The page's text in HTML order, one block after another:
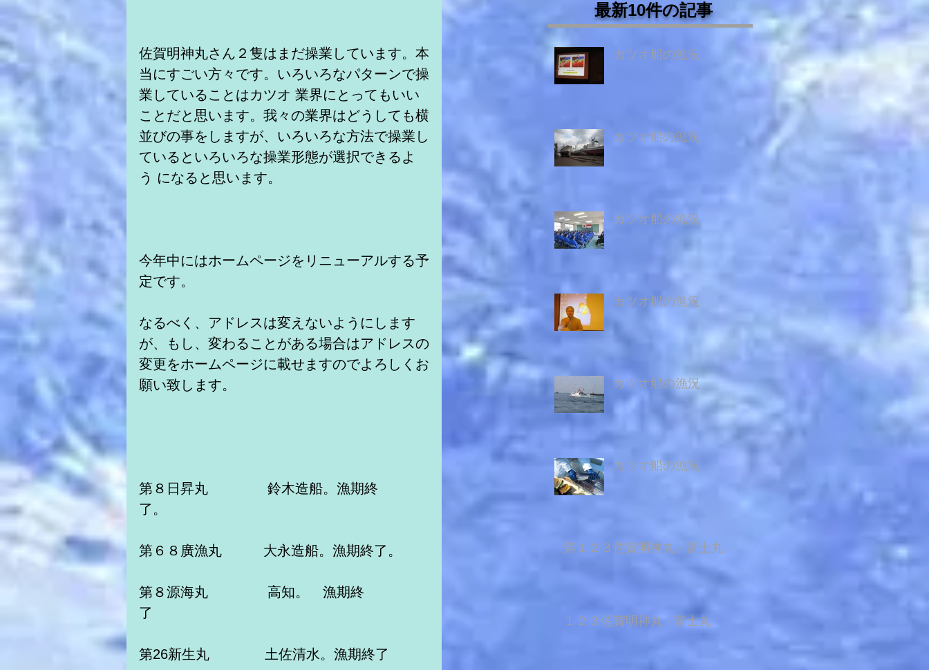
最新10件の記事
カツオ船の漁況
カツオ船の漁況
カツオ船の漁況
カツオ船の漁況
カツオ船の漁況
カツオ船の漁況
第１２３佐賀明神丸 - 富士丸
１２３佐賀明神丸 - 富士丸
佐賀明神丸さん２隻はまだ操業しています。本
当にすごい方々です。いろいろなパターンで操
業していることはカツオ 業界にとってもいい
ことだと思います。我々の業界はどうしても横
並びの事をしますが、いろいろな方法で操業し
ているといろいろな操業形態が選択できるよ
う になると思います。
今年中にはホームページをリニューアルする予
定です。
なるべく、アドレスは変えないようにします
が、もし、変わることがある場合はアドレスの
変更をホームページに載せますのでよろしくお
願い致します。
第８日昇丸　　　　 鈴木造船。漁期終
了。
第６８廣漁丸　　　大永造船。漁期終了。
第８源海丸　　　 　高知。　漁期終
了
第26新生丸　　　　土佐清水。漁期終了